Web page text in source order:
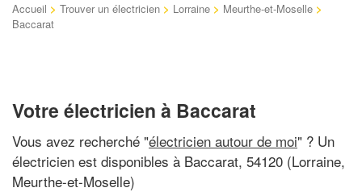
Accueil > Trouver un électricien > Lorraine > Meurthe-et-Moselle >
Baccarat
Votre électricien à Baccarat
Vous avez recherché "électricien autour de moi" ? Un
électricien est disponibles à Baccarat, 54120 (Lorraine,
Meurthe-et-Moselle)